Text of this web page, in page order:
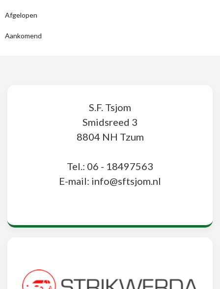
Afgelopen
Aankomend
S.F. Tsjom
Smidsreed 3
8804 NH Tzum
Tel.: 06 - 18497563
E-mail: info@sftsjom.nl